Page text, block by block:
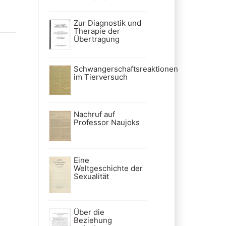
Zur Diagnostik und
Therapie der
Übertragung
Schwangerschaftsreaktionen
im Tierversuch
Nachruf auf
Professor Naujoks
Eine
Weltgeschichte der
Sexualität
Über die
Beziehung